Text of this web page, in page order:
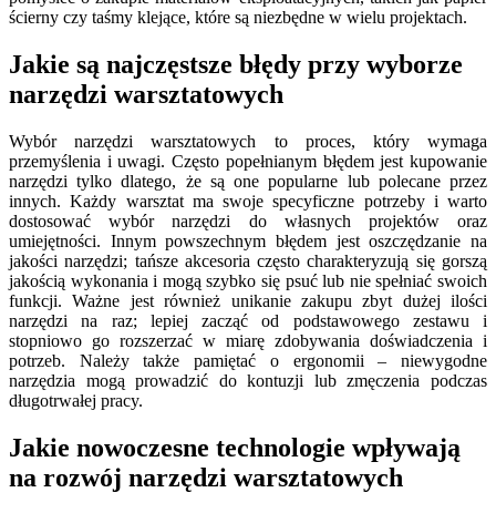
ścierny czy taśmy klejące, które są niezbędne w wielu projektach.
Jakie są najczęstsze błędy przy wyborze
narzędzi warsztatowych
Wybór narzędzi warsztatowych to proces, który wymaga
przemyślenia i uwagi. Często popełnianym błędem jest kupowanie
narzędzi tylko dlatego, że są one popularne lub polecane przez
innych. Każdy warsztat ma swoje specyficzne potrzeby i warto
dostosować wybór narzędzi do własnych projektów oraz
umiejętności. Innym powszechnym błędem jest oszczędzanie na
jakości narzędzi; tańsze akcesoria często charakteryzują się gorszą
jakością wykonania i mogą szybko się psuć lub nie spełniać swoich
funkcji. Ważne jest również unikanie zakupu zbyt dużej ilości
narzędzi na raz; lepiej zacząć od podstawowego zestawu i
stopniowo go rozszerzać w miarę zdobywania doświadczenia i
potrzeb. Należy także pamiętać o ergonomii – niewygodne
narzędzia mogą prowadzić do kontuzji lub zmęczenia podczas
długotrwałej pracy.
Jakie nowoczesne technologie wpływają
na rozwój narzędzi warsztatowych